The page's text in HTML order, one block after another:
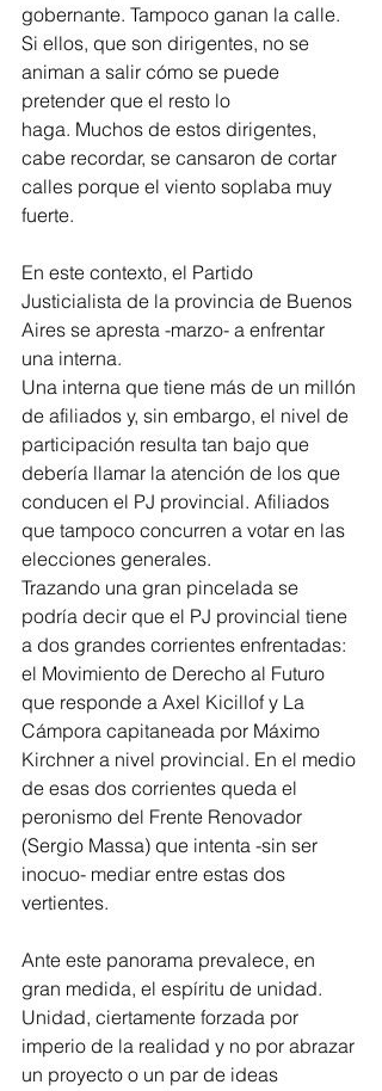
gobernante. Tampoco ganan la calle.
Si ellos, que son dirigentes, no se
animan a salir cómo se puede
pretender que el resto lo
haga. Muchos de estos dirigentes,
cabe recordar, se cansaron de cortar
calles porque el viento soplaba muy
fuerte.
En este contexto, el Partido
Justicialista de la provincia de Buenos
Aires se apresta -marzo- a enfrentar
una interna.
Una interna que tiene más de un millón
de afiliados y, sin embargo, el nivel de
participación resulta tan bajo que
debería llamar la atención de los que
conducen el PJ provincial. Afiliados
que tampoco concurren a votar en las
elecciones generales.
Trazando una gran pincelada se
podría decir que el PJ provincial tiene
a dos grandes corrientes enfrentadas:
el Movimiento de Derecho al Futuro
que responde a Axel Kicillof y La
Cámpora capitaneada por Máximo
Kirchner a nivel provincial. En el medio
de esas dos corrientes queda el
peronismo del Frente Renovador
(Sergio Massa) que intenta -sin ser
inocuo- mediar entre estas dos
vertientes.
Ante este panorama prevalece, en
gran medida, el espíritu de unidad.
Unidad, ciertamente forzada por
imperio de la realidad y no por abrazar
un proyecto o un par de ideas